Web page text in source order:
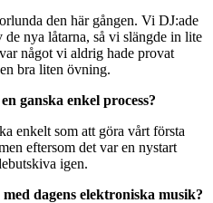
den här gången. Vi DJ:ade
nya låtarna, så vi slängde in lite
något vi aldrig hade provat
bra liten övning.
ganska enkel process?
enkelt som att göra vårt första
eftersom det var en nystart
igen.
dagens elektroniska musik?